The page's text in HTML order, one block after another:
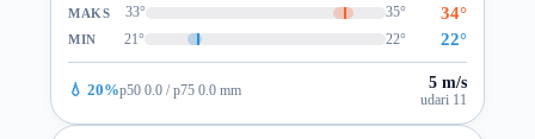
MAKS 33° 35° 34°
MIN 21° 22° 22°
💧 20%p50 0.0 / p75 0.0 mm 5 m/s
udari 11